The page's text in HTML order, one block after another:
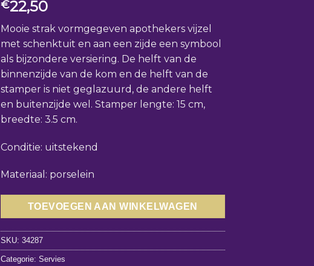
€22,50
Mooie strak vormgegeven apothekers vijzel
met schenktuit en aan een zijde een symbool
als bijzondere versiering. De helft van de
binnenzijde van de kom en de helft van de
stamper is niet geglazuurd, de andere helft
en buitenzijde wel. Stamper lengte: 15 cm,
breedte: 3.5 cm.
Conditie: uitstekend
Materiaal: porselein
TOEVOEGEN AAN WINKELWAGEN
SKU:34287
Categorie:Servies